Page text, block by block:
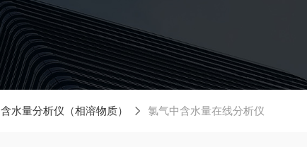
含水量分析仪（相溶物质） 氯气中含水量在线分析仪